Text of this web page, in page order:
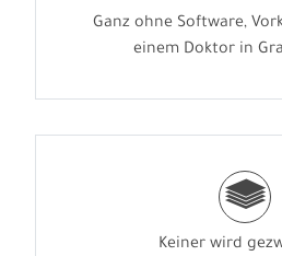
Ganz ohne Software,
einem Doktor in
g
Keiner wird